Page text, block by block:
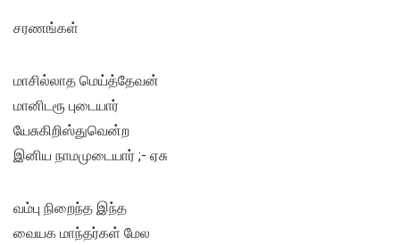
சரணங்கள்
மாசில்லாத மெய்த்தேவன்
மானிடரூ புடையார்
யேசுகிறிஸ்துவென்ற
இனிய நாமமுடையார் ;- ஏசு
வம்பு நிறைந்த இந்த
வையக மாந்தர்கள் மேல